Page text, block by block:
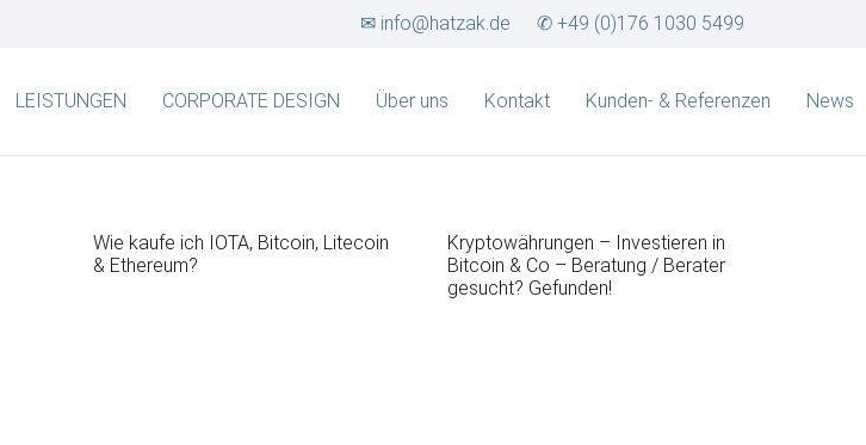
✉ info@hatzak.de ✆ +49 (0)176 1030 5499
LEISTUNGEN CORPORATE DESIGN Über uns Kontakt Kunden- & Referenzen News
Wie kaufe ich IOTA, Bitcoin, Litecoin
& Ethereum?
Kryptowährungen – Investieren in
Bitcoin & Co – Beratung / Berater
gesucht? Gefunden!